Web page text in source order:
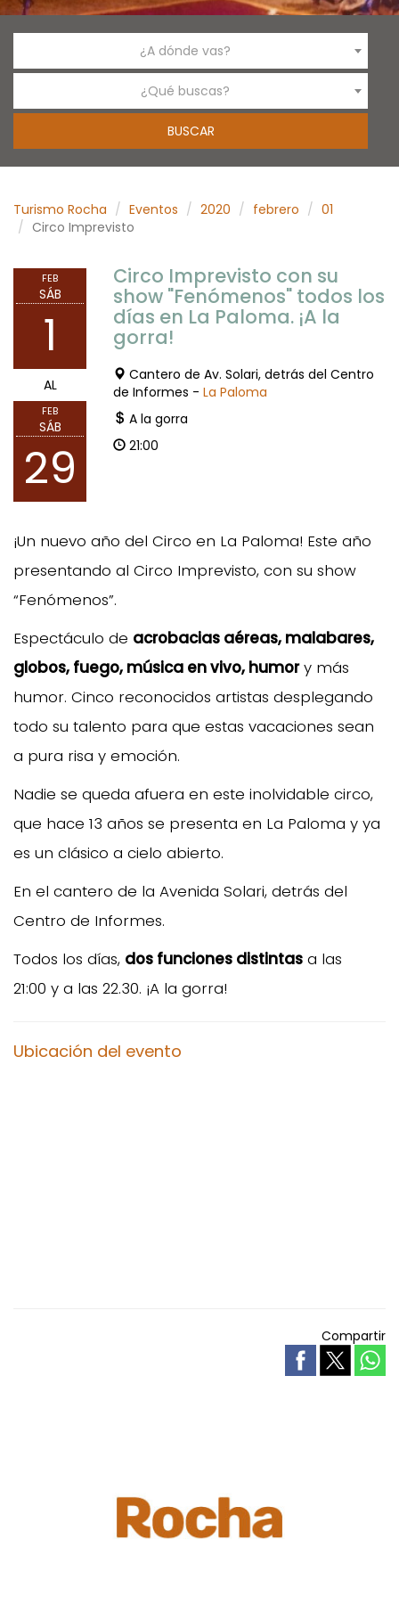
¿A dónde vas?
¿Qué buscas?
Turismo Rocha Eventos 2020 febrero
01
Circo Imprevisto
FEB
SÁB
1
AL
FEB
SÁB
29
Circo Imprevisto con su
show "Fenómenos" todos los
días en La Paloma. ¡A la
gorra!
Cantero de Av. Solari, detrás del Centro
de Informes - La Paloma
A la gorra
21:00
¡Un nuevo año del Circo en La Paloma! Este año
presentando al Circo Imprevisto, con su show
“Fenómenos”.
Espectáculo de acrobacias aéreas, malabares,
globos, fuego, música en vivo, humory más
humor. Cinco reconocidos artistas desplegando
todo su talento para que estas vacaciones sean
a pura risa y emoción.
Nadie se queda afuera en este inolvidable circo,
que hace 13 años se presenta en La Paloma y ya
es un clásico a cielo abierto.
En el cantero de la Avenida Solari, detrás del
Centro de Informes.
Todos los días, dos funciones distintas a las
21:00 y a las 22.30. ¡A la gorra!
Ubicación del evento
Compartir